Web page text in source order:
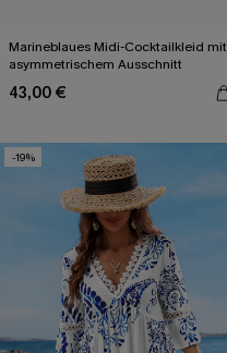
Marineblaues Midi-Cocktailkleid mit
asymmetrischem Ausschnitt
43,00 €
-19%